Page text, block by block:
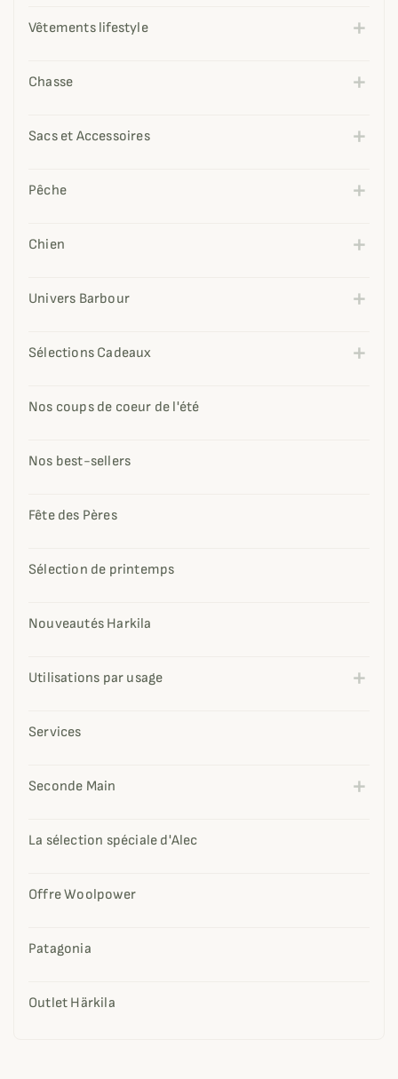
Vêtements lifestyle
Chasse
Sacs et Accessoires
Pêche
Chien
Univers Barbour
Sélections Cadeaux
Nos coups de coeur de l'été
Nos best-sellers
Fête des Pères
Sélection de printemps
Nouveautés Harkila
Utilisations par usage
Services
Seconde Main
La sélection spéciale d'Alec
Offre Woolpower
Patagonia
Outlet Härkila